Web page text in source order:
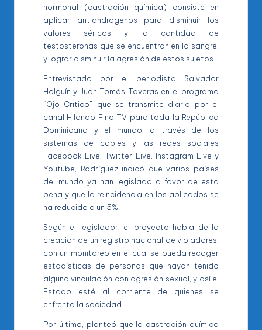
hormonal (castración química) consiste en
aplicar antiandrógenos para disminuir los
valores séricos y la cantidad de
testosteronas que se encuentran en la sangre,
y lograr disminuir la agresión de estos sujetos.
Entrevistado por el periodista Salvador
Holguín y Juan Tomás Taveras en el programa
“Ojo Crítico” que se transmite diario por el
canal Hilando Fino TV para toda la República
Dominicana y el mundo, a través de los
sistemas de cables y las redes sociales
Facebook Live, Twitter Live, Instagram Live y
Youtube, Rodríguez indicó que varios países
del mundo ya han legislado a favor de esta
pena y que la reincidencia en los aplicados se
ha reducido a un 5%.
Según el legislador, el proyecto habla de la
creación de un registro nacional de violadores,
con un monitoreo en el cual se pueda recoger
estadísticas de personas que hayan tenido
alguna vinculación con agresión sexual, y así el
Estado esté al corriente de quienes se
enfrenta la sociedad.
Por último, planteó que la castración química